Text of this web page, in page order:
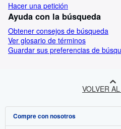
Hacer una petición
Ayuda con la búsqueda
Obtener consejos de búsqueda
Ver glosario de términos
Guardar sus preferencias de
VOLVER
Compre con nosotros